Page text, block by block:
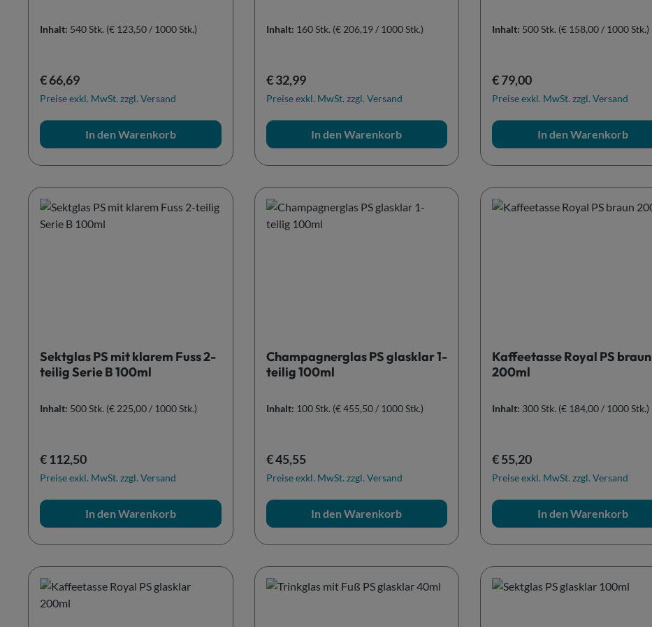
Inhalt: 540 Stk. (€ 123,50 / 1000 Stk.)
Regulärer Preis:
€ 66,69
Preise exkl. MwSt. zzgl. Versand
In den Warenkorb
Inhalt: 160 Stk. (€ 206,19 / 1000 Stk.)
Regulärer Preis:
€ 32,99
Preise exkl. MwSt. zzgl. Versand
In den Warenkorb
Inhalt: 500 Stk. (€ 158,00 / 1000 Stk.)
Regulärer Preis:
€ 79,00
Preise exkl. MwSt. zzgl. Versand
In den Warenkorb
Sektglas PS mit klarem Fuss 2-
teilig Serie B 100ml
Inhalt: 500 Stk. (€ 225,00 / 1000 Stk.)
Regulärer Preis:
€ 112,50
Preise exkl. MwSt. zzgl. Versand
In den Warenkorb
Champagnerglas PS glasklar 1-
teilig 100ml
Inhalt: 100 Stk. (€ 455,50 / 1000 Stk.)
Regulärer Preis:
€ 45,55
Preise exkl. MwSt. zzgl. Versand
In den Warenkorb
Kaffeetasse Royal PS braun
200ml
Inhalt: 300 Stk. (€ 184,00 / 1000 Stk.)
Regulärer Preis:
€ 55,20
Preise exkl. MwSt. zzgl. Versand
In den Warenkorb